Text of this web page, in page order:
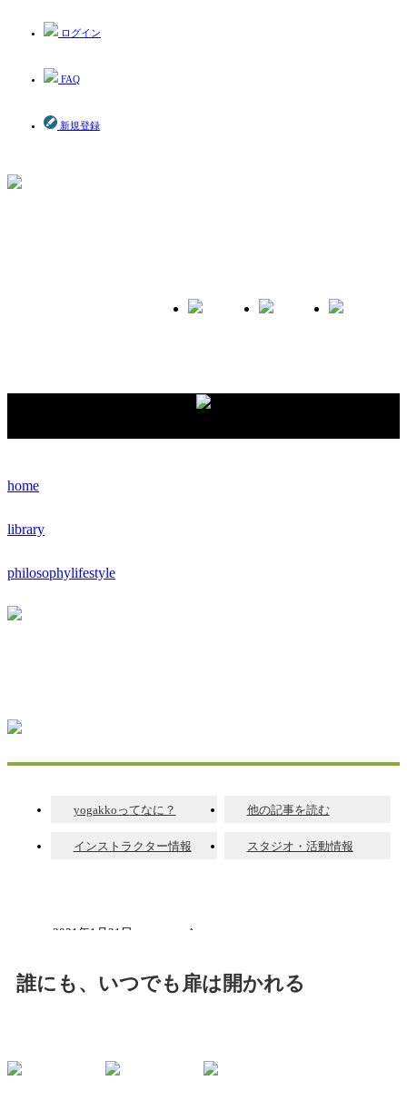
ログイン
FAQ
新規登録
home
library
philosophylifestyle
yogakkoってなに？ 他の記事を読む
インストラクター情報 スタジオ・活動情報
2021年1月21日 Azusa
誰にも、いつでも扉は開かれる